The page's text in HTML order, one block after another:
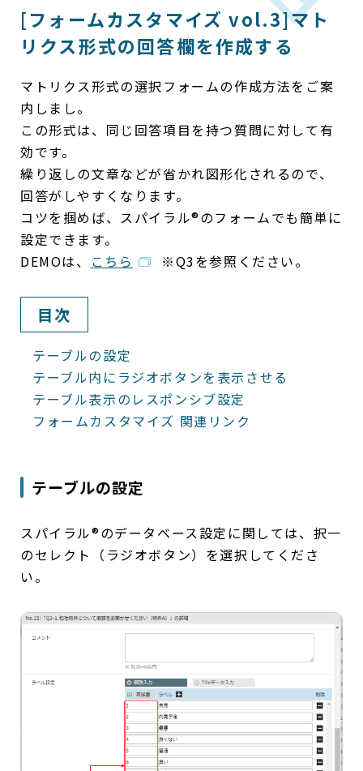
[フォームカスタマイズ vol.3]マト
リクス形式の回答欄を作成する
マトリクス形式の選択フォームの作成方法をご案
内しまし。
この形式は、同じ回答項目を持つ質問に対して有
効です。
繰り返しの文章などが省かれ図形化されるので、
回答がしやすくなります。
コツを掴めば、スパイラル®のフォームでも簡単に
設定できます。
DEMOは、 こちら ※Q3を参照ください。
目次
テーブルの設定
テーブル内にラジオボタンを表示させる
テーブル表示のレスポンシブ設定
フォームカスタマイズ 関連リンク
テーブルの設定
スパイラル®のデータベース設定に関しては、択一
のセレクト（ラジオボタン）を選択してくださ
い。